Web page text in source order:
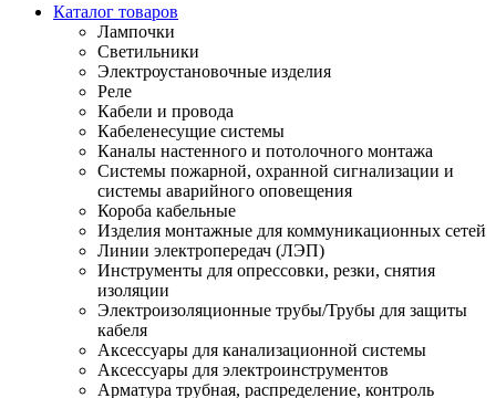
Каталог товаров
Лампочки
Светильники
Электроустановочные изделия
Реле
Кабели и провода
Кабеленесущие системы
Каналы настенного и потолочного монтажа
Системы пожарной, охранной сигнализации и
системы аварийного оповещения
Короба кабельные
Изделия монтажные для коммуникационных сетей
Линии электропередач (ЛЭП)
Инструменты для опрессовки, резки, снятия
изоляции
Электроизоляционные трубы/Трубы для защиты
кабеля
Аксессуары для канализационной системы
Аксессуары для электроинструментов
Арматура трубная, распределение, контроль